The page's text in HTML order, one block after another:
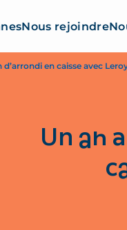
Nous rejoindre
d’arrondi en caisse avec
Un an